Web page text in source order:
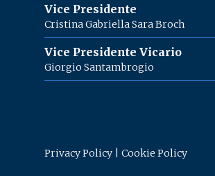
Vice Presidente
Cristina Gabriella Sara Broch
Vice Presidente Vicario
Giorgio Santambrogio
Privacy Policy |Cookie Policy